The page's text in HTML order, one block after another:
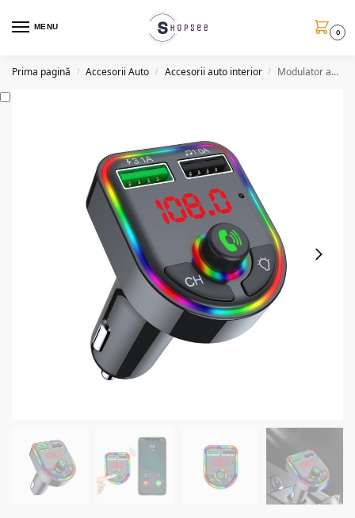
MENU
0
Prima pagină / Accesorii Auto / Accesorii auto interior / Modulator auto F6, BT, FM, Handsfree, LED RGB